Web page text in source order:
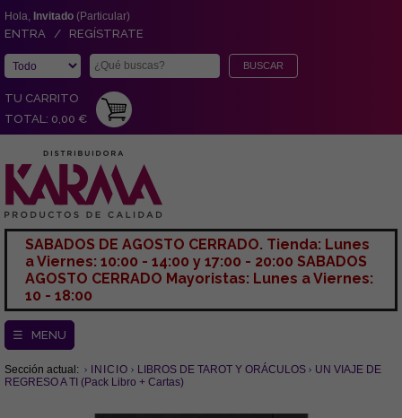
Hola, Invitado (Particular)
ENTRA / REGÍSTRATE
TU CARRITO
TOTAL: 0,00 €
SABADOS DE AGOSTO CERRADO. Tienda: Lunes
a Viernes: 10:00 - 14:00 y 17:00 - 20:00 SABADOS
AGOSTO CERRADO Mayoristas: Lunes a Viernes:
10 - 18:00
☰ MENU
Sección actual: INICIO LIBROS DE TAROT Y ORÁCULOS
UN VIAJE DE
REGRESO A TI (Pack Libro + Cartas)